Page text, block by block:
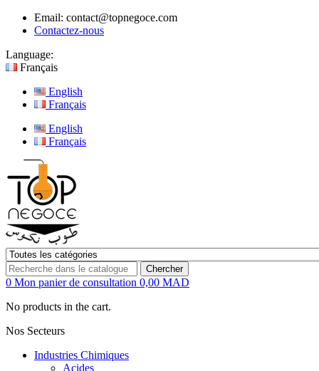
Email: contact@topnegoce.com
Contactez-nous
Language:
Français
English
Français
English
Français
Chercher
0 Mon panier de consultation 0,00 MAD
No products in the cart.
Nos Secteurs
Industries Chimiques
Acides